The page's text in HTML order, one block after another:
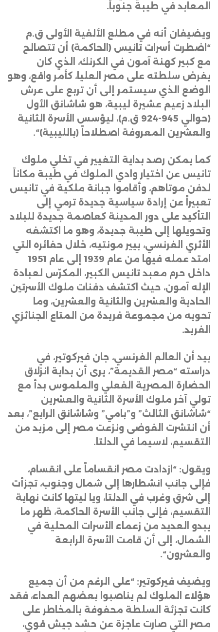
المعابد في طيبة جنوباً .
ويضيفان أنه في مطلع الألفية الأولى ق.م
“اضطرت أسرات تانيس (الحاكمة) أن تتصالح
مع كبير كهنة آمون في الكرنك، الذي كان
يفرض سلطته على مصر العليا، كأمر واقع، وهو
الوضع الذي سيستمر إلى أن تربع على عرش
البلاد زعيم عشيرة ليبية، هو شاشانق الأول
(حوالي 945-924 ق.م)، ليؤسس الأسرة الثانية
والعشرين المعروفة اصطلاحاً (بالليبية)“.
كما يمكن رصد بداية التغيير في تخلي ملوك
تانيس عن اختيار وادي الملوك في طيبة مكاناً
لدفن موتاهم، وأقاموا جبانة ملكية في تانيس
تعبيراً عن إرادة سياسية جديدة ترمي إلى
التأكيد على دور المدينة كعاصمة جديدة للبلاد
وتحويلها إلى طيبة جديدة، وهو ما اكتشفه
الأثري الفرنسي، بيير مونتيه، خلال حفائره التي
امتد عمله فيها من عام 1939 إلى عام 1951
داخل حرم معبد تانيس الكبير، المكرّس لعبادة
الإله آمون، حيث اكتشف دفنات ملوك الأسرتين
الحادية والعشرين والثانية والعشرين، وما
تحويه من مجموعة فريدة من المتاع الجنائزي
الفريد.
بيد أن العالم الفرنسي، جان فيركوتير، في
دراسته “مصر القديمة”، يرى أن بداية انزلاق
الحضارة المصرية الفعلي والملموس بدأ مع
تولي آخر ملوك الأسرة الثانية والعشرين
“شاشانق الثالث” و”بامي” وشاشانق الرابع”، بعد
أن انتشرت الفوضى ونزعت مصر إلى مزيد من
التقسيم، لاسيما في الدلتا .
ويقول: “ازدادت مصر انقساماً على انقسام،
فإلى جانب انشطارها إلى شمال وجنوب، تجزأت
إلى شرق وغرب في الدلتا، ويا ليتها كانت نهاية
التقسيم، فإلى جانب الأسرة الحاكمة، ظهر ما
يبدو العديد من زعماء الأسرات المحلية في
الشمال، إلى أن قامت الأسرة الرابعة
والعشرون“.
ويضيف فيركوتير: “على الرغم من أن جميع
هؤلاء الملوك لم يناصبوا بعضهم العداء، فقد
كانت تجزئة السلطة محفوفة بالمخاطر على
مصر التي صارت عاجزة عن حشد جيش قوي،